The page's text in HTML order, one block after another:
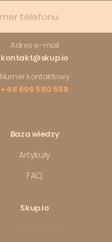
Adres e-mail
kontakt@skup.io
Numer kontaktowy
+48 699 580 599
Baza wiedzy
Artykuły
FAQ
Skup.io